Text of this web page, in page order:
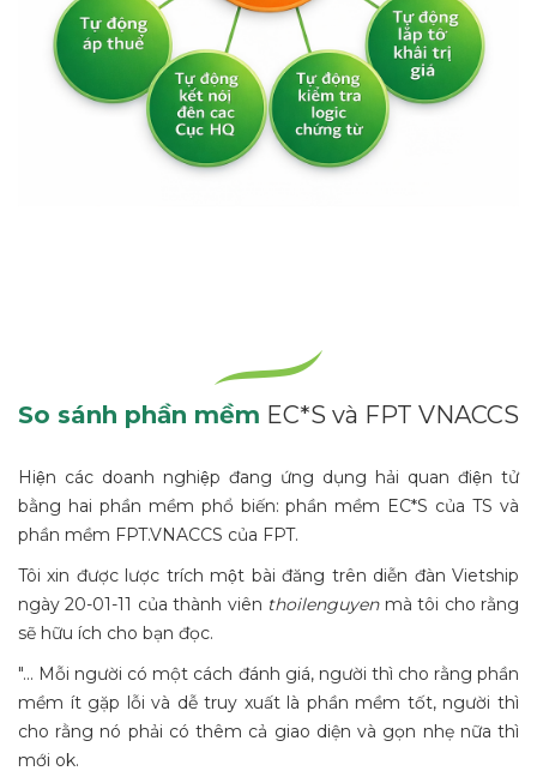
So sánh phần mềm EC*S và FPT VNACCS
Hiện các doanh nghiệp đang ứng dụng hải quan điện tử
bằng hai phần mềm phổ biến: phần mềm EC*S của TS và
phần mềm FPT.VNACCS của FPT.
Tôi xin được lược trích một bài đăng trên diễn đàn Vietship
ngày 20-01-11 của thành viên thoilenguyenmà tôi cho rằng
sẽ hữu ích cho bạn đọc.
"... Mỗi người có một cách đánh giá, người thì cho rằng phần
mềm ít gặp lỗi và dễ truy xuất là phần mềm tốt, người thì
cho rằng nó phải có thêm cả giao diện và gọn nhẹ nữa thì
mới ok.